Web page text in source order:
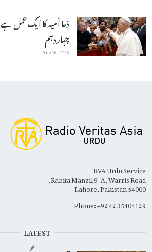
دْعا اْمید کا ایک عمل
چہاردہم
Aug 06, 2026
RVA Urdu Service
Rabita Manzil 9-A, Warris Road,
Lahore, Pakistan 54000
Phone: +92 42 35404129
LATEST